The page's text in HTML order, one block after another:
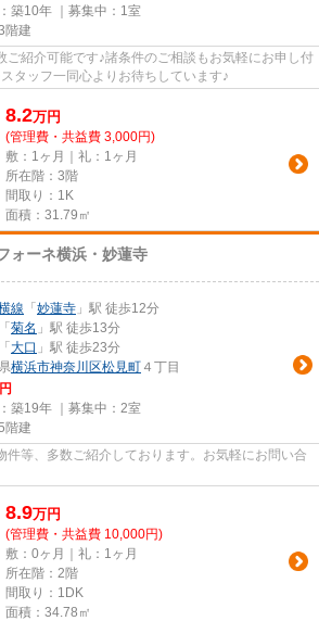
築10年 ｜募集中： 1室
階建
ご紹介可能です♪諸条件のご相談もお気軽にお申し付
タッフ一同心よりお待ちしています♪
8.2万円
(管理費・共益費 3,000円)
敷：1ヶ月｜礼：1ヶ月
所在階：3階
間取り：1K
面積：31.79㎡
ォーネ横浜・妙蓮寺
線 「 妙蓮寺 」駅 徒歩12分
「 菊名 」駅 徒歩13分
「 大口 」駅 徒歩23分
横浜市神奈川区松見町 ４丁目
築19年 ｜募集中： 2室
階建
件等、多数ご紹介しております。お気軽にお問い合
8.9万円
(管理費・共益費 10,000円)
敷：0ヶ月｜礼：1ヶ月
所在階：2階
間取り：1DK
面積：34.78㎡